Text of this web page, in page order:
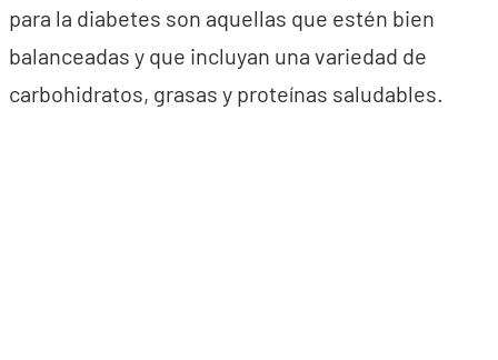
para la diabetes son aquellas que estén bien
balanceadas y que incluyan una variedad de
carbohidratos, grasas y proteínas saludables.